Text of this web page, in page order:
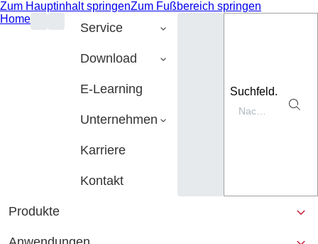
Zum Hauptinhalt springenZum Fußbereich springen
Home
Service
Download
E-Learning
Unternehmen
Karriere
Kontakt
Suchfeld.
Produkte